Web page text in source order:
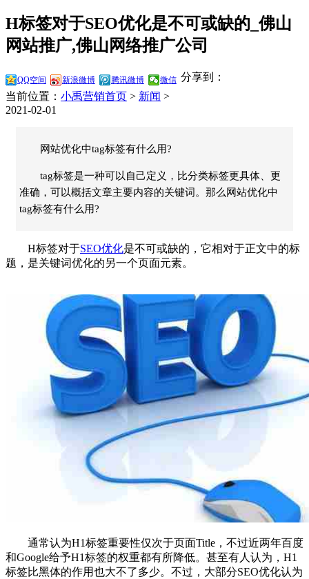
H标签对于SEO优化是不可或缺的_佛山
网站推广,佛山网络推广公司
分享到：
QQ空间 新浪微博 腾讯微博 微信
当前位置： 小禹营销首页 > 新闻 >
2021-02-01
网站优化中tag标签有什么用?
tag标签是一种可以自己定义，比分类标签更具体、更
准确，可以概括文章主要内容的关键词。那么网站优化中
tag标签有什么用?
H标签对于SEO优化是不可或缺的，它相对于正文中的标
题，是关键词优化的另一个页面元素。
通常认为H1标签重要性仅次于页面Title，不过近两年百度
和Google给予H1标签的权重都有所降低。甚至有人认为，H1
标签比黑体的作用也大不了多少。不过，大部分SEO优化认为